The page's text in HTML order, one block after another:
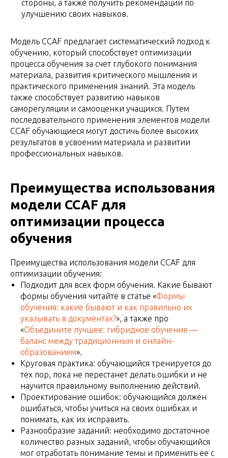
стороны, а также получить рекомендации по
улучшению своих навыков.
Модель CCAF предлагает систематический подход к
обучению, который способствует оптимизации
процесса обучения за счет глубокого понимания
материала, развития критического мышления и
практического применения знаний. Эта модель
также способствует развитию навыков
саморегуляции и самооценки учащихся. Путем
последовательного применения элементов модели
CCAF обучающиеся могут достичь более высоких
результатов в усвоении материала и развитии
профессиональных навыков.
Преимущества использования
модели CCAF для
оптимизации процесса
обучения
Преимущества использования модели CCAF для
оптимизации обучения:
Подходит для всех форм обучения. Какие бывают
формы обучения читайте в статье «Формы
обучения: какие бывают и как правильно их
указывать в документах?», а также про
«Объедините лучшее: гибридное обучение —
баланс между традиционным и онлайн-
образованием».
Круговая практика: обучающийся тренируется до
тех пор, пока не перестанет делать ошибки и не
научится правильному выполнению действий.
Проектирование ошибок: обучающийся должен
ошибаться, чтобы учиться на своих ошибках и
понимать, как их исправить.
Разнообразие заданий: необходимо достаточное
количество разных заданий, чтобы обучающийся
мог отработать понимание темы и применить ее с